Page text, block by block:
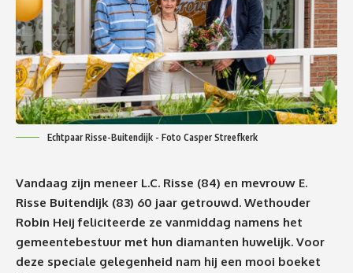
Echtpaar Risse-Buitendijk - Foto Casper Streefkerk
Vandaag zijn meneer L.C. Risse (84) en mevrouw E.
Risse Buitendijk (83) 60 jaar getrouwd. Wethouder
Robin Heij feliciteerde ze vanmiddag namens het
gemeentebestuur met hun diamanten huwelijk. Voor
deze speciale gelegenheid nam hij een mooi boeket